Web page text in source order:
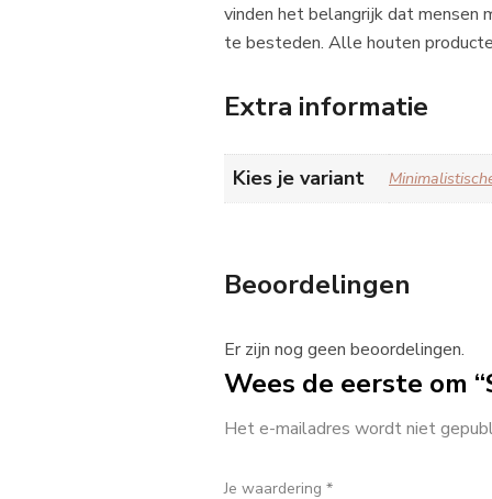
vinden het belangrijk dat mensen
te besteden. Alle houten
Extra informatie
Kies je variant
Beoordelingen
Er zijn nog geen beoordelingen.
Wees de eerste om
Het e-mailadres wordt niet
Je waardering *